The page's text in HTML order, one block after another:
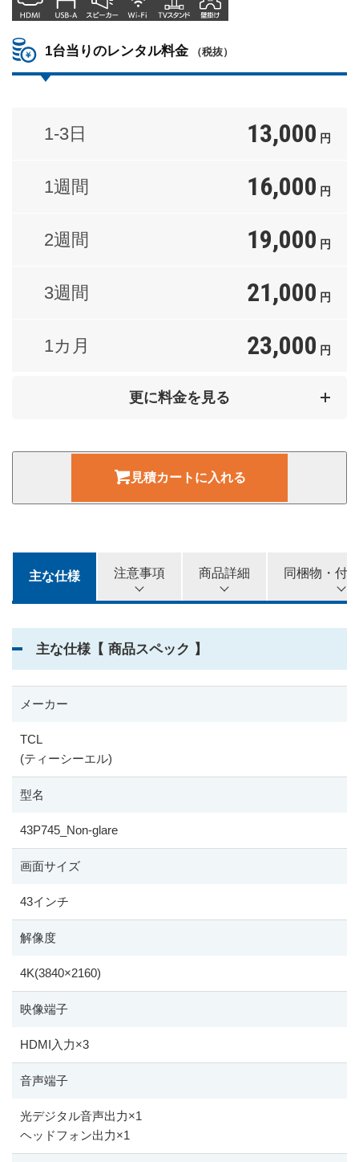
1台当りのレンタル料金 （税抜）
1-3日 13,000 円
1週間 16,000 円
2週間 19,000 円
3週間 21,000 円
1カ月 23,000 円
円
3カ月 40,000円
4カ月 43,000
5カ月
6カ月 49,000
更に料金を見る
見積カートに入れる
主な仕様 注意事項 商品詳細 同梱物・付
主な仕様【 商品スペック 】
メーカー
TCL
(ティーシーエル)
型名
43P745_Non-glare
画面サイズ
43インチ
解像度
4K(3840×2160)
映像端子
HDMI入力×3
音声端子
光デジタル音声出力×1
ヘッドフォン出力×1